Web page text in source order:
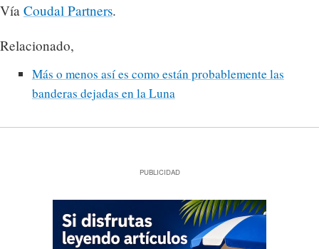
Vía Coudal Partners.
Relacionado,
Más o menos así es como están probablemente las
banderas dejadas en la Luna
PUBLICIDAD